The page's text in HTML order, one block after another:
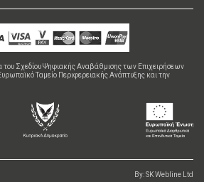
του Σχεδίου Ψηφιακής Αναβάθμισης των Επιχειρήσεων
Ταμείο Περιφερειακής Ανάπτυξης και την
By:SK Webline Ltd